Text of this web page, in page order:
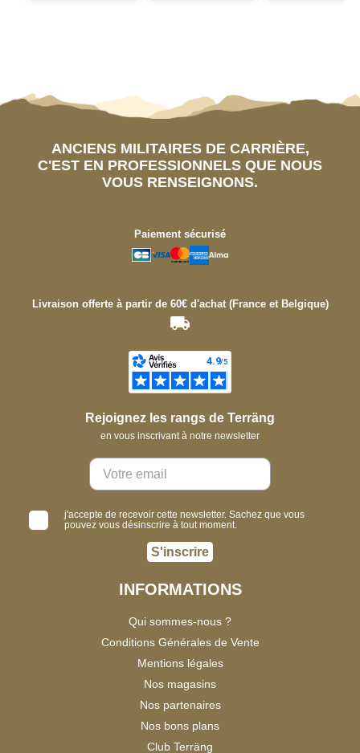
ANCIENS MILITAIRES DE CARRIÈRE,
C'EST EN PROFESSIONNELS QUE NOUS
VOUS RENSEIGNONS.
Paiement sécurisé
Livraison offerte à partir de 60€ d'achat (France et Belgique)
Rejoignez les rangs de Terräng
en vous inscrivant à notre newsletter
j'accepte de recevoir cette newsletter. Sachez que vous
pouvez vous désinscrire à tout moment.
S'inscrire
INFORMATIONS
Qui sommes-nous ?
Conditions Générales de Vente
Mentions légales
Nos magasins
Nos partenaires
Nos bons plans
Club Terräng